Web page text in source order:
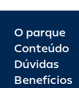
O parque
Conteúdo
Dúvidas
Benefícios